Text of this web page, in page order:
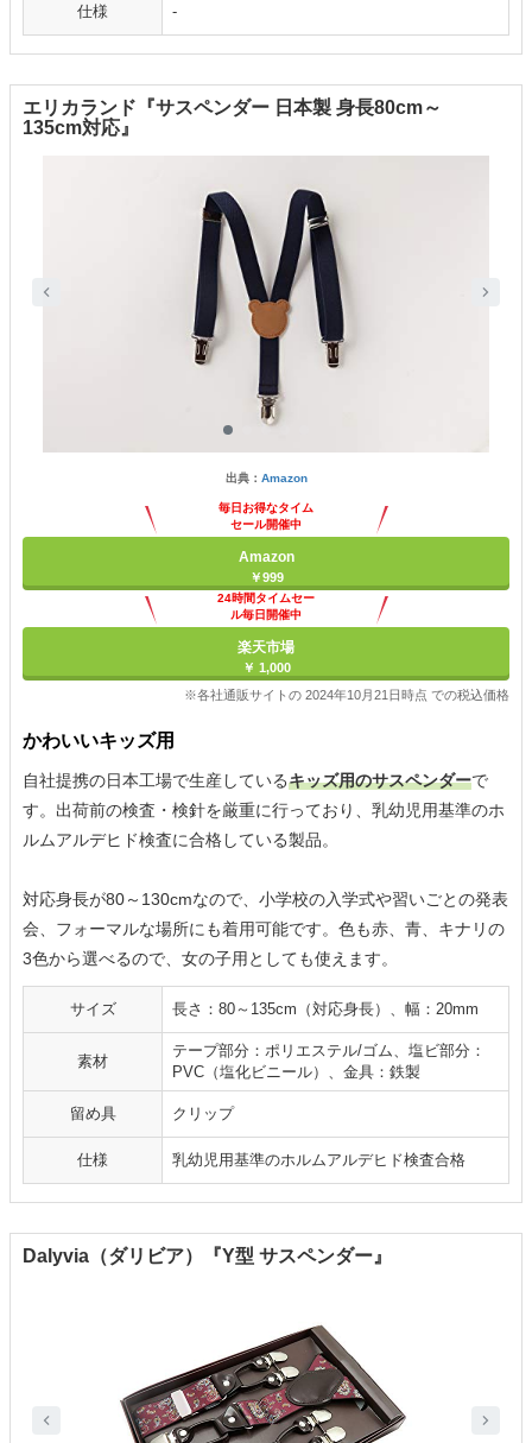
仕様 -
エリカランド『サスペンダー 日本製 身長80cm～
135cm対応』
出典： Amazon
毎日お得なタイム
セール開催中
Amazon
￥999
24時間タイムセー
ル毎日開催中
楽天市場
￥ 1,000
※各社通販サイトの 2024年10月21日時点 での税込価格
かわいいキッズ用
自社提携の日本工場で生産しているキッズ用のサスペンダーで
す。出荷前の検査・検針を厳重に行っており、乳幼児用基準のホ
ルムアルデヒド検査に合格している製品。
対応身長が80～130cmなので、小学校の入学式や習いごとの発表
会、フォーマルな場所にも着用可能です。色も赤、青、キナリの
3色から選べるので、女の子用としても使えます。
サイズ 長さ：80～135cm（対応身長）、幅：20mm
素材
テープ部分：ポリエステル/ゴム、塩ビ部分：
PVC（塩化ビニール）、金具：鉄製
留め具 クリップ
仕様 乳幼児用基準のホルムアルデヒド検査合格
Dalyvia（ダリビア）『Y型 サスペンダー』